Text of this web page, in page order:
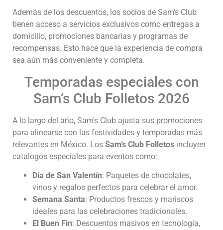
Además de los descuentos, los socios de Sam’s Club
tienen acceso a servicios exclusivos como entregas a
domicilio, promociones bancarias y programas de
recompensas. Esto hace que la experiencia de compra
sea aún más conveniente y completa.
Temporadas especiales con
Sam’s Club Folletos 2026
A lo largo del año, Sam’s Club ajusta sus promociones
para alinearse con las festividades y temporadas más
relevantes en México. Los Sam’s Club Folletos incluyen
catalogos especiales para eventos como:
Día de San Valentín: Paquetes de chocolates,
vinos y regalos perfectos para celebrar el amor.
Semana Santa: Productos frescos y mariscos
ideales para las celebraciones tradicionales.
El Buen Fin: Descuentos masivos en tecnología,